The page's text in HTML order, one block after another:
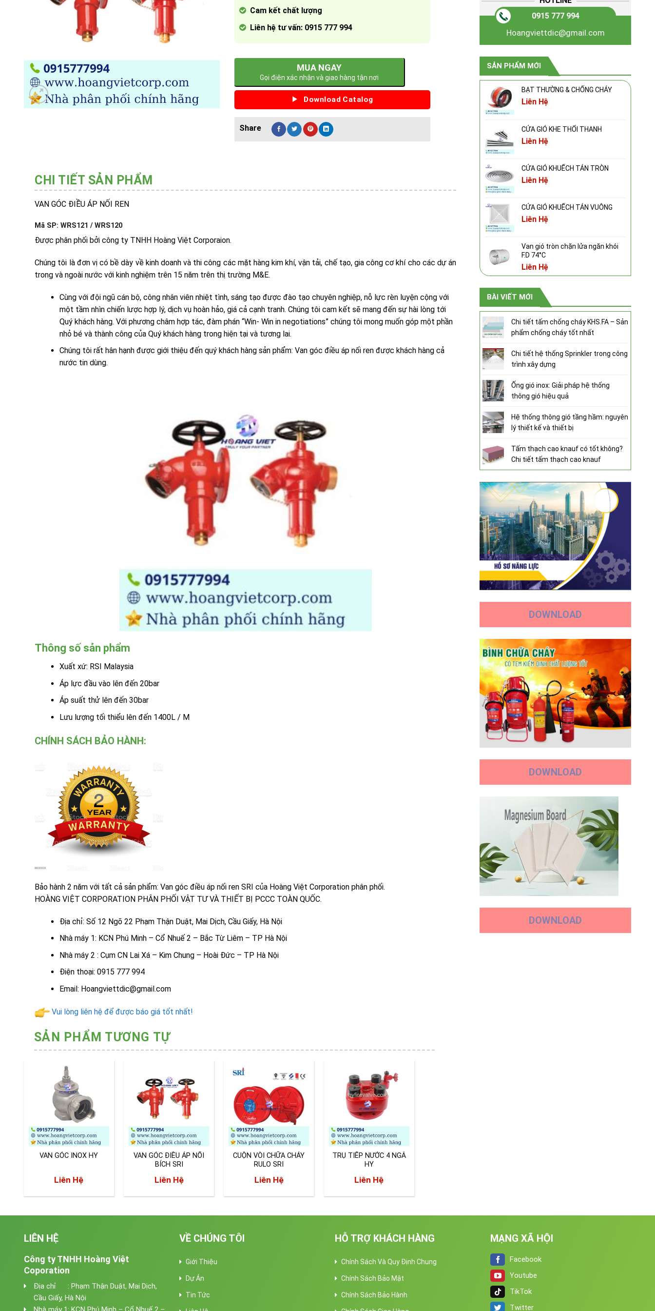
0915 777 994
Hoangviettdic@gmail.com
SẢN PHẨM MỚI
BẠT THƯỜNG & CHỐNG CHÁY
Liên Hệ
CỬA GIÓ KHE THỔI THANH
Liên Hệ
CỬA GIÓ KHUẾCH TÁN TRÒN
Liên Hệ
CỬA GIÓ KHUẾCH TÁN VUÔNG
Liên Hệ
Van gió tròn chặn lửa ngăn khói
F.D 74°C
Liên Hệ
BÀI VIẾT MỚI
Chi tiết tấm chống cháy KHS.FA – Sản
phẩm chống cháy tốt nhất
Chi tiết hệ thống Sprinkler trong công
trình xây dựng
Ống gió inox: Giải pháp hệ thống
thông gió hiệu quả
Hệ thống thông gió tầng hầm: nguyên
lý thiết kế và thiết bị
Tấm thạch cao knauf có tốt không?
Chi tiết tấm thạch cao knauf
DOWNLOAD
DOWNLOAD
DOWNLOAD
Cam kết chất lượng
Liên hệ tư vấn: 0915 777 994
MUA NGAY
Gọi điện xác nhận và giao hàng tận nơi
Download Catalog
CHI TIẾT SẢN PHẨM
VAN GÓC ĐIỀU ÁP NỐI REN
Mã SP: WRS121 / WRS120
Được phân phối bởi công ty TNHH Hoàng Việt Corporaion.
Chúng tôi là đơn vị có bề dày về kinh doanh và thi công các mặt hàng kim khí, vận tải, chế tạo, gia công cơ khí cho các dự án
trong và ngoài nước với kinh nghiệm trên 15 năm trên thị trường M&E.
Cùng với đội ngũ cán bộ, công nhân viên nhiệt tình, sáng tạo được đào tạo chuyên nghiệp, nỗ lực rèn luyện cộng với
một tầm nhìn chiến lược hợp lý, dịch vụ hoàn hảo, giá cả cạnh tranh. Chúng tôi cam kết sẽ mang đến sự hài lòng tới
Quý khách hàng. Với phương châm hợp tác, đàm phán “Win- Win in negotiations” chúng tôi mong muốn góp một phần
nhỏ bé và thành công của Quý khách hàng trong hiện tại và tương lai.
Chúng tôi rất hân hạnh được giới thiệu đến quý khách hàng sản phẩm: Van góc điều áp nối ren được khách hàng cả
nước tin dùng.
Thông số sản phẩm
Xuất xứ: RSI Malaysia
Áp lực đầu vào lên đến 20bar
Áp suất thử lên đến 30bar
Lưu lượng tối thiểu lên đến 1400L / M
CHÍNH SÁCH BẢO HÀNH:
Bảo hành 2 năm với tất cả sản phẩm: Van góc điều áp nối ren SRI của Hoàng Việt Corporation phân phối.
HOÀNG VIỆT CORPORATION PHÂN PHỐI VẬT TƯ VÀ THIẾT BỊ PCCC TOÀN QUỐC.
Địa chỉ: Số 12 Ngõ 22 Phạm Thận Duật, Mai Dịch, Cầu Giấy, Hà Nội
Nhà máy 1: KCN Phú Minh – Cổ Nhuế 2 – Bắc Từ Liêm – TP Hà Nội
Nhà máy 2 : Cụm CN Lai Xá – Kim Chung – Hoài Đức – TP Hà Nội
Điện thoại: 0915 777 994
Email: Hoangviettdic@gmail.com
Vui lòng liên hệ để được báo giá tốt nhất!
SẢN PHẨM TƯƠNG TỰ
VAN GÓC INOX HY
Liên Hệ
VAN GÓC ĐIỀU ÁP NỐI
BÍCH SRI
Liên Hệ
CUỘN VÒI CHỮA CHÁY
RULO SRI
Liên Hệ
TRỤ TIẾP NƯỚC 4 NGẢ
HY
Liên Hệ
LIÊN HỆ
Công ty TNHH Hoàng Việt
Coporation
Địa chỉ : Phạm Thận Duật, Mai Dịch,
Cầu Giấy, Hà Nội
VỀ CHÚNG TÔI
Giới Thiệu
Dự Án
Tin Tức
HỖ TRỢ KHÁCH HÀNG
Chính Sách Và Quy Định Chung
Chính Sách Bảo Mật
Chính Sách Bảo Hành
MẠNG XÃ HỘI
Facebook
Youtube
TikTok
Twitter